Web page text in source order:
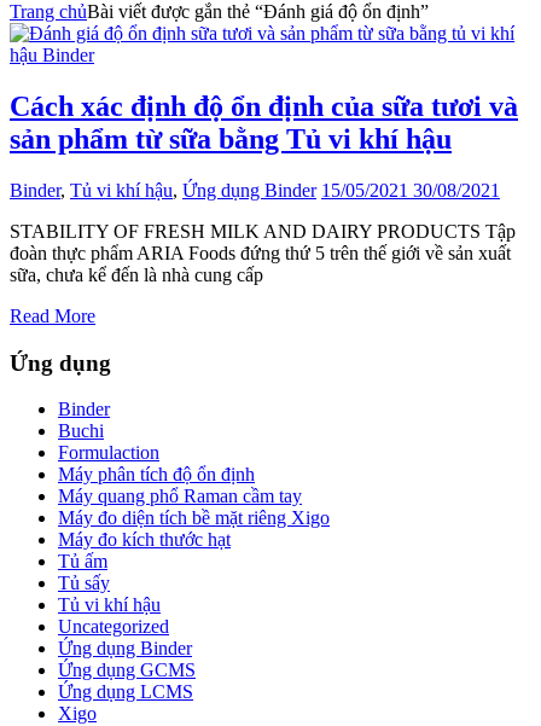
Trang chủBài viết được gắn thẻ “Đánh giá độ ổn định”
Cách xác định độ ổn định của sữa tươi và
sản phẩm từ sữa bằng Tủ vi khí hậu
Binder, Tủ vi khí hậu, Ứng dụng Binder 15/05/2021 30/08/2021
STABILITY OF FRESH MILK AND DAIRY PRODUCTS Tập
đoàn thực phẩm ARIA Foods đứng thứ 5 trên thế giới về sản xuất
sữa, chưa kể đến là nhà cung cấp
Read More
Ứng dụng
Binder
Buchi
Formulaction
Máy phân tích độ ổn định
Máy quang phổ Raman cầm tay
Máy đo diện tích bề mặt riêng Xigo
Máy đo kích thước hạt
Tủ ấm
Tủ sấy
Tủ vi khí hậu
Uncategorized
Ứng dụng Binder
Ứng dụng GCMS
Ứng dụng LCMS
Xigo